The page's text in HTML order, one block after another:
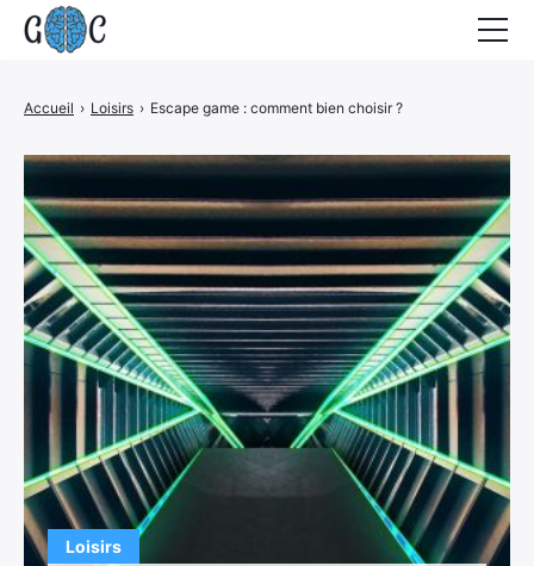
Loisirs
Accueil › Loisirs › Escape game : comment bien choisir ?
Contact